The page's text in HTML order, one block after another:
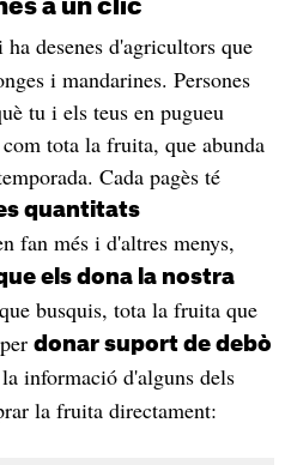
a un clic
desenes d'agricultors que
i mandarines. Persones
tu i els teus en pugueu
tota la fruita, que abunda
Cada pagès té
quantitats
fan més i d'altres menys,
els dona la nostra
busquis, tota la fruita que
donar suport de debò
informació d'alguns dels
la fruita directament: